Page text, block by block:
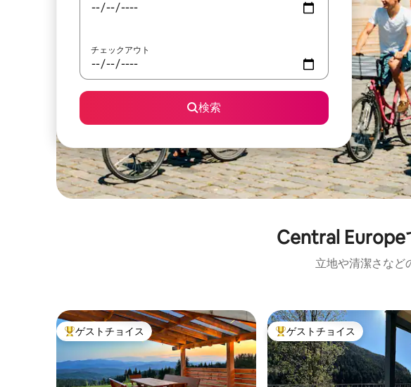
チェックアウト
検索
Central
立地や清潔さなど
大好評のゲストチョイスです。
ゲストチョイス 大好評のゲストチョイスです
ゲストチョイス